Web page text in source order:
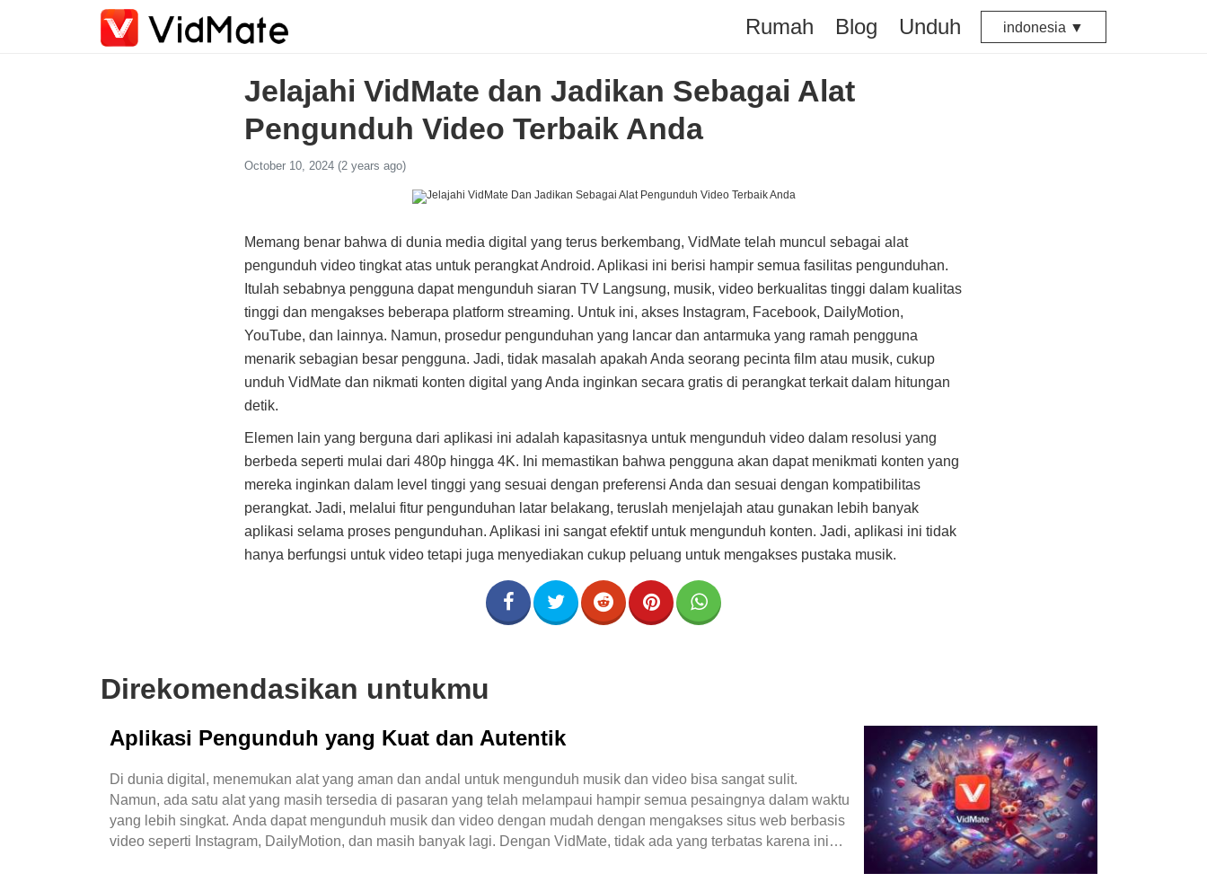
Rumah Blog Unduh indonesia ▼
Jelajahi VidMate dan Jadikan Sebagai Alat
Pengunduh Video Terbaik Anda
October 10, 2024 (2 years ago)
Memang benar bahwa di dunia media digital yang terus berkembang, VidMate telah muncul sebagai alat
pengunduh video tingkat atas untuk perangkat Android. Aplikasi ini berisi hampir semua fasilitas pengunduhan.
Itulah sebabnya pengguna dapat mengunduh siaran TV Langsung, musik, video berkualitas tinggi dalam kualitas
tinggi dan mengakses beberapa platform streaming. Untuk ini, akses Instagram, Facebook, DailyMotion,
YouTube, dan lainnya. Namun, prosedur pengunduhan yang lancar dan antarmuka yang ramah pengguna
menarik sebagian besar pengguna. Jadi, tidak masalah apakah Anda seorang pecinta film atau musik, cukup
unduh VidMate dan nikmati konten digital yang Anda inginkan secara gratis di perangkat terkait dalam hitungan
detik.
Elemen lain yang berguna dari aplikasi ini adalah kapasitasnya untuk mengunduh video dalam resolusi yang
berbeda seperti mulai dari 480p hingga 4K. Ini memastikan bahwa pengguna akan dapat menikmati konten yang
mereka inginkan dalam level tinggi yang sesuai dengan preferensi Anda dan sesuai dengan kompatibilitas
perangkat. Jadi, melalui fitur pengunduhan latar belakang, teruslah menjelajah atau gunakan lebih banyak
aplikasi selama proses pengunduhan. Aplikasi ini sangat efektif untuk mengunduh konten. Jadi, aplikasi ini tidak
hanya berfungsi untuk video tetapi juga menyediakan cukup peluang untuk mengakses pustaka musik.
Direkomendasikan untukmu
Aplikasi Pengunduh yang Kuat dan Autentik
Di dunia digital, menemukan alat yang aman dan andal untuk mengunduh musik dan video bisa sangat sulit.
Namun, ada satu alat yang masih tersedia di pasaran yang telah melampaui hampir semua pesaingnya dalam waktu
yang lebih singkat. Anda dapat mengunduh musik dan video dengan mudah dengan mengakses situs web berbasis
video seperti Instagram, DailyMotion, dan masih banyak lagi. Dengan VidMate, tidak ada yang terbatas karena ini